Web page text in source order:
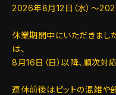
2026年8月12日（水）～
休業期間中にいただきまし
は、
8月16日（日）以降、順次対
連休前後はピットの混雑や